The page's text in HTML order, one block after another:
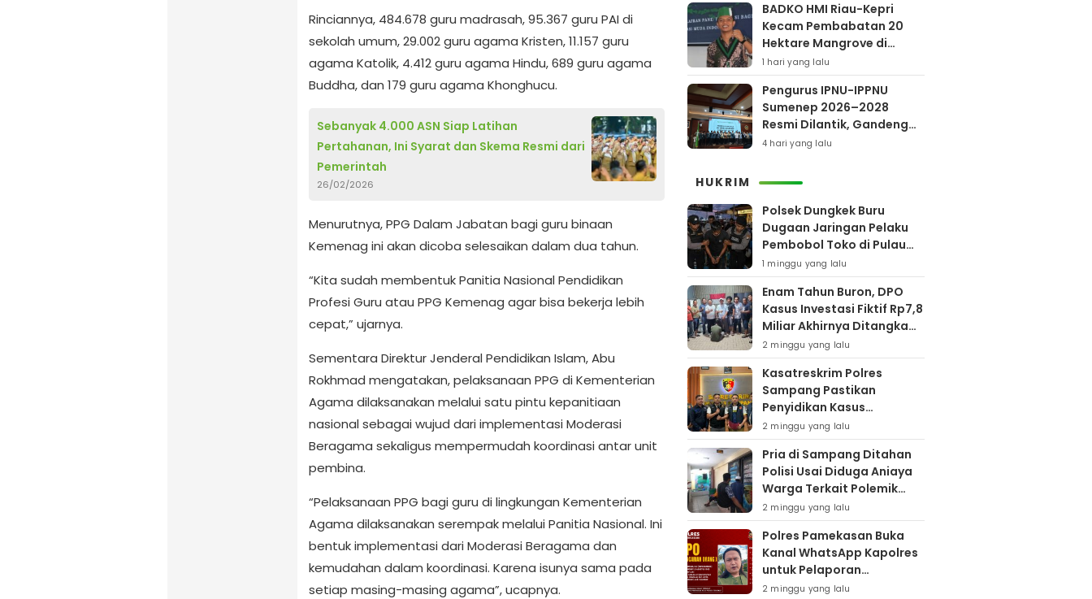
Rinciannya, 484.678 guru madrasah, 95.367 guru PAI di
sekolah umum, 29.002 guru agama Kristen, 11.157 guru
agama Katolik, 4.412 guru agama Hindu, 689 guru agama
Buddha, dan 179 guru agama Khonghucu.
Sebanyak 4.000 ASN Siap Latihan
Pertahanan, Ini Syarat dan Skema Resmi dari
Pemerintah
26/02/2026
Menurutnya, PPG Dalam Jabatan bagi guru binaan
Kemenag ini akan dicoba selesaikan dalam dua tahun.
“Kita sudah membentuk Panitia Nasional Pendidikan
Profesi Guru atau PPG Kemenag agar bisa bekerja lebih
cepat,” ujarnya.
Sementara Direktur Jenderal Pendidikan Islam, Abu
Rokhmad mengatakan, pelaksanaan PPG di Kementerian
Agama dilaksanakan melalui satu pintu kepanitiaan
nasional sebagai wujud dari implementasi Moderasi
Beragama sekaligus mempermudah koordinasi antar unit
pembina.
“Pelaksanaan PPG bagi guru di lingkungan Kementerian
Agama dilaksanakan serempak melalui Panitia Nasional. Ini
bentuk implementasi dari Moderasi Beragama dan
kemudahan dalam koordinasi. Karena isunya sama pada
setiap masing-masing agama”, ucapnya.
BADKO HMI Riau-Kepri
Kecam Pembabatan 20
Hektare Mangrove di
Bengkalis
1 hari yang lalu
Pengurus IPNU-IPPNU
Sumenep 2026–2028
Resmi Dilantik, Gandeng
Kampus Lewat Program
4 hari yang lalu
HUKRIM
Polsek Dungkek Buru
Dugaan Jaringan Pelaku
Pembobol Toko di Pulau
Gili Iyang
1 minggu yang lalu
Enam Tahun Buron, DPO
Kasus Investasi Fiktif Rp7,8
Miliar Akhirnya Ditangkap
Polres Pamekasan
2 minggu yang lalu
Kasatreskrim Polres
Sampang Pastikan
Penyidikan Kasus
Rudapaksa Anak Berjalan
Sesuai Fakta Hukum
2 minggu yang lalu
Pria di Sampang Ditahan
Polisi Usai Diduga Aniaya
Warga Terkait Polemik
Bansos
2 minggu yang lalu
Polres Pamekasan Buka
Kanal WhatsApp Kapolres
untuk Pelaporan
Keberadaan DPO AEF
2 minggu yang lalu